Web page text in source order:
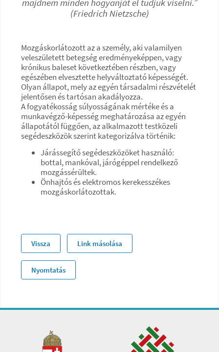
majdnem minden hogyanját el tudjuk viselni.”
(Friedrich Nietzsche)
Mozgáskorlátozott az a személy, aki valamilyen
veleszületett betegség eredményeképpen, vagy
krónikus baleset következtében részben, vagy
egészében elvesztette helyváltoztató képességét.
Olyan állapot, mely az egyén társadalmi részvételét
jelentősen és tartósan akadályozza.
A fogyatékosság súlyosságának mértéke és a
munkavégző-képesség meghatározása az egyén
állapotától függően, az alkalmazott testközeli
segédeszközök szerint kategorizálva történik:
Járássegítő segédeszközöket használó:
bottal, mankóval, járógéppel rendelkező
mozgássérültek.
Önhajtós és elektromos kerekesszékes
mozgáskorlátozottak.
Vissza Link másolása
Nyomtatás